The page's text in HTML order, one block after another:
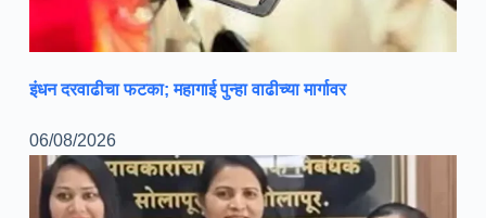
इंधन दरवाढीचा फटका; महागाई पुन्हा वाढीच्या मार्गावर
06/08/2026